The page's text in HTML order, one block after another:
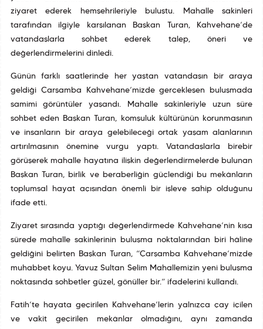
ziyaret ederek hemşehrileriyle buluştu. Mahalle sakinleri
tarafından ilgiyle karşılanan Başkan Turan, Kahvehane’de
vatandaşlarla sohbet ederek talep, öneri ve
değerlendirmelerini dinledi.
Günün farklı saatlerinde her yaştan vatandaşın bir araya
geldiği Çarşamba Kahvehane’mizde gerçekleşen buluşmada
samimi görüntüler yaşandı. Mahalle sakinleriyle uzun süre
sohbet eden Başkan Turan, komşuluk kültürünün korunmasının
ve insanların bir araya gelebileceği ortak yaşam alanlarının
artırılmasının önemine vurgu yaptı. Vatandaşlarla birebir
görüşerek mahalle hayatına ilişkin değerlendirmelerde bulunan
Başkan Turan, birlik ve beraberliğin güçlendiği bu mekânların
toplumsal hayat açısından önemli bir işleve sahip olduğunu
ifade etti.
Ziyaret sırasında yaptığı değerlendirmede Kahvehane’nin kısa
sürede mahalle sakinlerinin buluşma noktalarından biri hâline
geldiğini belirten Başkan Turan, “Çarşamba Kahvehane’mizde
muhabbet koyu. Yavuz Sultan Selim Mahallemizin yeni buluşma
noktasında sohbetler güzel, gönüller bir.” ifadelerini kullandı.
Fatih’te hayata geçirilen Kahvehane’lerin yalnızca çay içilen
ve vakit geçirilen mekânlar olmadığını, aynı zamanda